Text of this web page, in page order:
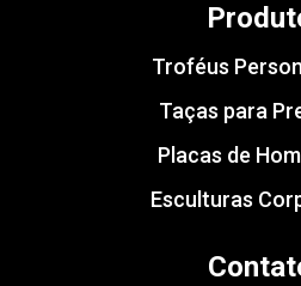
Troféus
Taças para
Placas de
Esculturas